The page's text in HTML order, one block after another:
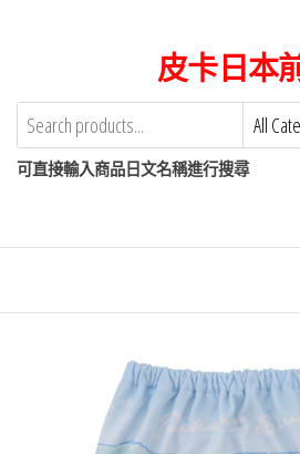
content
皮卡日本
可直接輸入商品日文名稱進行搜尋